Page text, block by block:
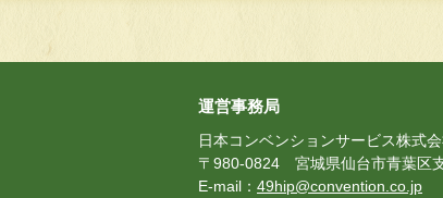
運営事務局
日本コンベンションサービス株式
〒980-0824 宮城県仙台市青葉区
E-mail： 49hip@convention.co.jp